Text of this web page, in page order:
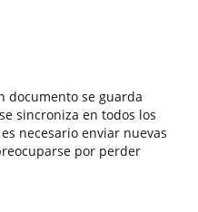
documento se guarda
sincroniza en todos los
necesario enviar nuevas
por perder